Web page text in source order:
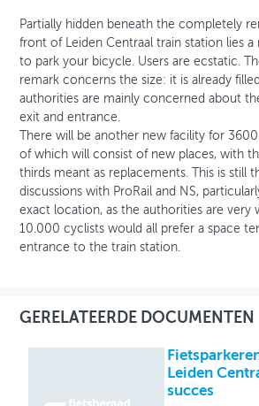
GEBRUIKER
Partially hidden beneath the completely
front of Leiden Centraal train station lies
to park your bicycle. Users are ecstatic.
remark concerns the size: it is already
authorities are mainly concerned about
exit and entrance.
There will be another new facility for
of which will consist of new places, with
thirds meant as replacements. This is still
discussions with ProRail and NS,
exact location, as the authorities are very
10.000 cyclists would all prefer a space
entrance to the train station.
GERELATEERDE DOCUMENTEN
Leiden
succes